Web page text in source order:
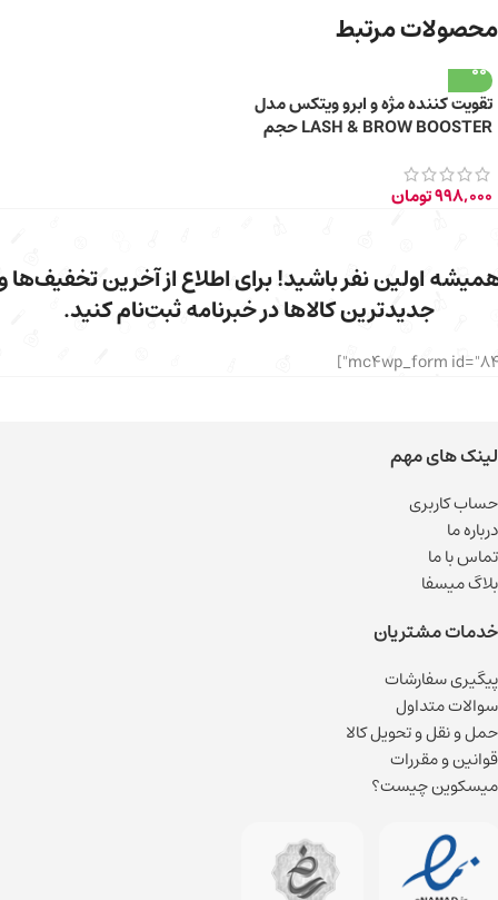
محصولات مرتبط
تقویت‌ کننده مژه و ابرو ویتکس مدل
LASH & BROW BOOSTER حجم
998,000تومان
اولین نفر باشید! برای اطلاع از آخرین تخفیف‌ها
جدیدترین کالاها در خبرنامه ثبت‌نام کنید.
لینک های مهم
حساب کاربری
درباره ما
تماس با ما
بلاگ میسفا
خدمات مشتریان
پیگیری سفارشات
سوالات متداول
حمل و نقل و تحویل کالا
قوانین و مقررات
میسکوین چیست؟